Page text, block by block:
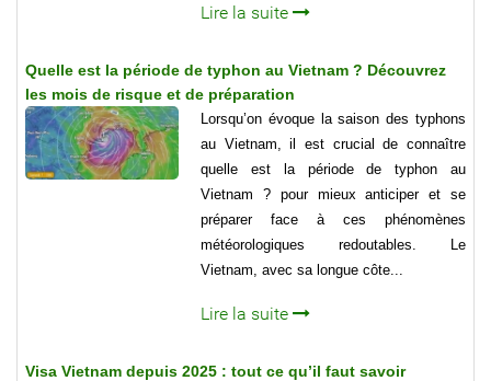
Lire la suite
Quelle est la période de typhon au Vietnam ? Découvrez
les mois de risque et de préparation
Lorsqu’on évoque la saison des typhons
au Vietnam, il est crucial de connaître
quelle est la période de typhon au
Vietnam ? pour mieux anticiper et se
préparer face à ces phénomènes
météorologiques redoutables. Le
Vietnam, avec sa longue côte...
Lire la suite
Visa Vietnam depuis 2025 : tout ce qu’il faut savoir